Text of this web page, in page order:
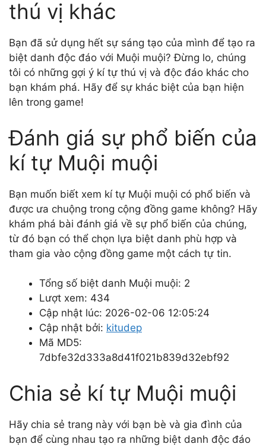
thú vị khác
Bạn đã sử dụng hết sự sáng tạo của mình để tạo ra
biệt danh độc đáo với Muội muội? Đừng lo, chúng
tôi có những gợi ý kí tự thú vị và độc đáo khác cho
bạn khám phá. Hãy để sự khác biệt của bạn hiện
lên trong game!
Đánh giá sự phổ biến của
kí tự Muội muội
Bạn muốn biết xem kí tự Muội muội có phổ biến và
được ưa chuộng trong cộng đồng game không? Hãy
khám phá bài đánh giá về sự phổ biến của chúng,
từ đó bạn có thể chọn lựa biệt danh phù hợp và
tham gia vào cộng đồng game một cách tự tin.
Tổng số biệt danh Muội muội: 2
Lượt xem: 434
Cập nhật lúc: 2026-02-06 12:05:24
Cập nhật bởi: kitudep
Mã MD5:
7dbfe32d333a8d41f021b839d32ebf92
Chia sẻ kí tự Muội muội
Hãy chia sẻ trang này với bạn bè và gia đình của
bạn để cùng nhau tạo ra những biệt danh độc đáo